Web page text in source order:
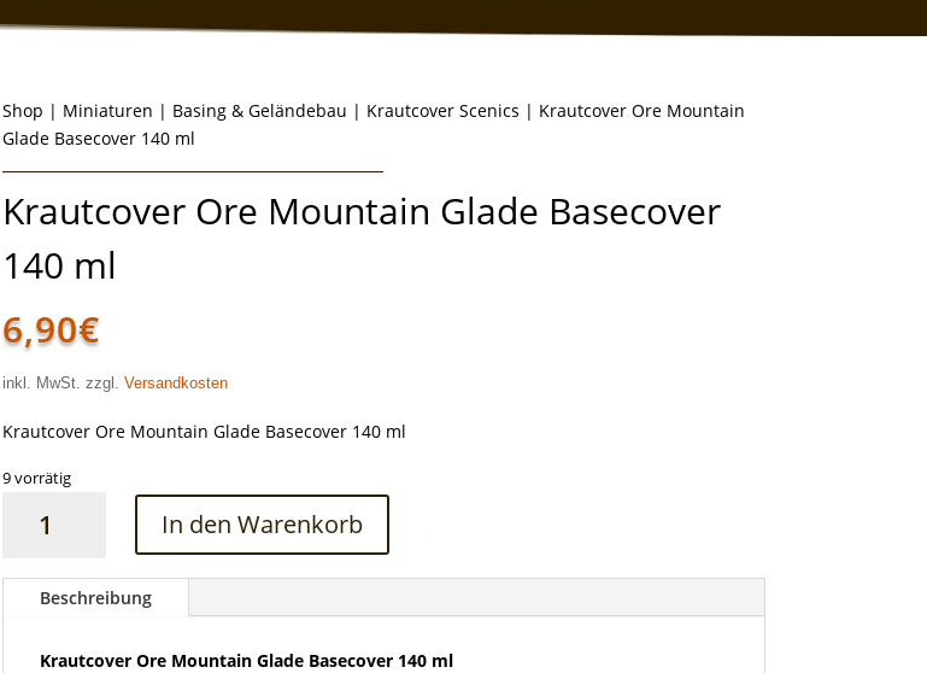
Shop | Miniaturen | Basing & Geländebau | Krautcover Scenics | Krautcover Ore Mountain
Glade Basecover 140 ml
Krautcover Ore Mountain Glade Basecover
140 ml
6,90€
inkl. MwSt. zzgl.Versandkosten
Krautcover Ore Mountain Glade Basecover 140 ml
9 vorrätig
Glade
In den Warenkorb
Beschreibung
Krautcover Ore Mountain Glade Basecover 140 ml